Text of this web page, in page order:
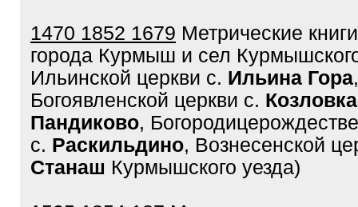
1470 1852 1679 Метрические
города Курмыш и сел
Ильинской церкви с. Ильина Гора,
Богоявленской церкви с. Козловка
Пандиково,
с. Раскильдино, Вознесенской
Станаш Курмышского уезда)